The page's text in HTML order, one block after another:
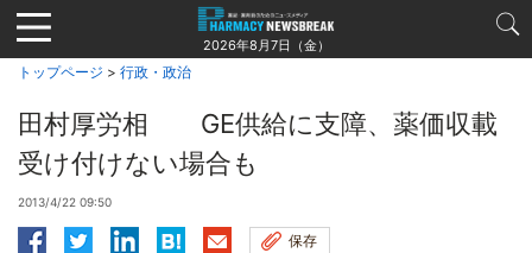
Jump
to
navigation
2026年8月7日（金）
トップページ > 行政・政治
田村厚労相 GE供給に支障、薬価収載
受け付けない場合も
2013/4/22 09:50
保存